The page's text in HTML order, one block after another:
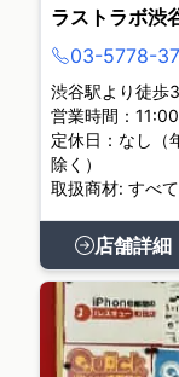
ラストラボ渋
03-5778-
渋谷駅より徒歩
営業時間：
定休日：なし（
除く）
取扱商材: すべて
店舗詳細